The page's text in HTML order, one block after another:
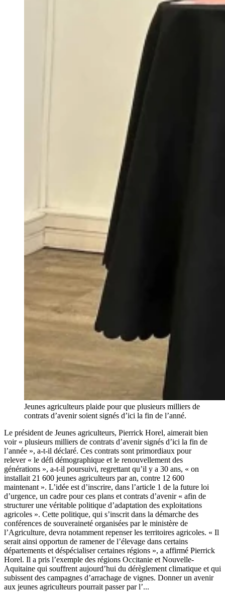
Jeunes agriculteurs plaide pour que plusieurs milliers de
contrats d’avenir soient signés d’ici la fin de l’anné.
Le président de Jeunes agriculteurs, Pierrick Horel, aimerait bien
voir « plusieurs milliers de contrats d’avenir signés d’ici la fin de
l’année », a-t-il déclaré. Ces contrats sont primordiaux pour
relever « le défi démographique et le renouvellement des
générations », a-t-il poursuivi, regrettant qu’il y a 30 ans, « on
installait 21 600 jeunes agriculteurs par an, contre 12 600
maintenant ». L’idée est d’inscrire, dans l’article 1 de la future loi
d’urgence, un cadre pour ces plans et contrats d’avenir « afin de
structurer une véritable politique d’adaptation des exploitations
agricoles ». Cette politique, qui s’inscrit dans la démarche des
conférences de souveraineté organisées par le ministère de
l’Agriculture, devra notamment repenser les territoires agricoles. « Il
serait ainsi opportun de ramener de l’élevage dans certains
départements et déspécialiser certaines régions », a affirmé Pierrick
Horel. Il a pris l’exemple des régions Occitanie et Nouvelle-
Aquitaine qui souffrent aujourd’hui du dérèglement climatique et qui
subissent des campagnes d’arrachage de vignes. Donner un avenir
aux jeunes agriculteurs pourrait passer par l’...